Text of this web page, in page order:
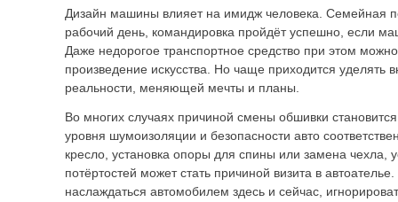
Дизайн машины влияет на имидж человека. Семейная
рабочий день, командировка пройдёт успешно, если
Даже недорогое транспортное средство при этом
произведение искусства. Но чаще приходится уделять
реальности, меняющей мечты и планы.
Во многих случаях причиной смены обшивки
уровня шумоизоляции и безопасности авто
кресло, установка опоры для спины или замена чехла,
потёртостей может стать причиной визита в
наслаждаться автомобилем здесь и сейчас,